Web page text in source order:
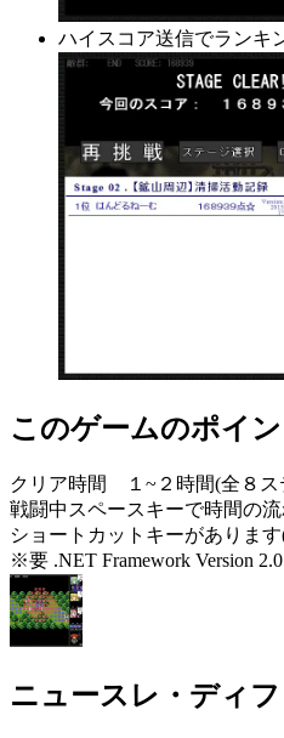
ハイスコア送信でランキ
このゲームのポイン
クリア時間 １~２時間(全８
戦闘中スペースキーで時間の
ショートカットキーがありま
※要 .NET Framework Version 2.0
ニュースレ・ディフ